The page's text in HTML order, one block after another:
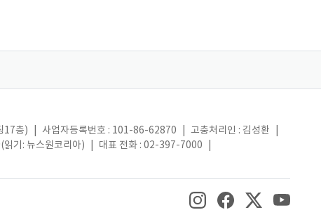
17층) 사업자등록번호 : 101-86-62870 고충처리인 : 김성환
읽기: 뉴스원코리아) 대표 전화 : 02-397-7000